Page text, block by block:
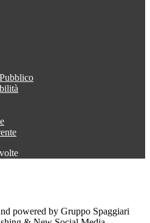
volte
powered by Gruppo Spaggiari